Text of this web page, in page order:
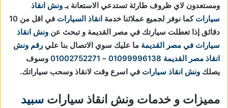
ومستعدون لاي ظروف طارئة تستدعي الاستعانة بـونش انقاذ
سيارات كما نوفر لجميع عملائنا خدمة انقاذ السيارات
في اقل من 10
دقائق إذا تعطلت سيارتك في مصر القديمة و تبحث عن ونش انقاذ
سيارات في مصر القديمة ما عليك سوي الاتصال بنا علي رقم ونش
انقاذ مصر القديمة 01099996138
–
01002752271 وسوف
يصلك ونش انقاذ سيارات في اسرع وقت لانقاذ وسحب سياراتك.
مميزات و خدمات ونش انقاذ سيارات سبيد